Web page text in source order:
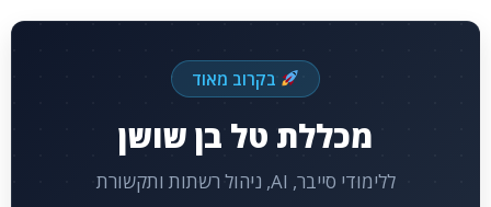
בקרוב מאוד
מכללת טל בן שושן
ללימודי סייבר, AI, ניהול רשתות ותקשורת